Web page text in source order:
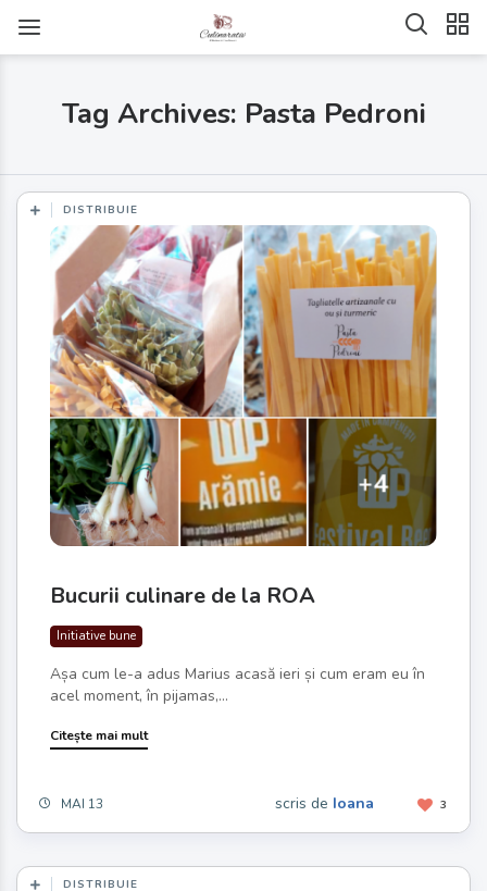
Tag Archives: Pasta Pedroni
DISTRIBUIE
Bucurii culinare de la ROA
Initiative bune
Așa cum le-a adus Marius acasă ieri și cum eram eu în
acel moment, în pijamas,...
Citește mai mult
MAI 13 3
scris de Ioana
DISTRIBUIE